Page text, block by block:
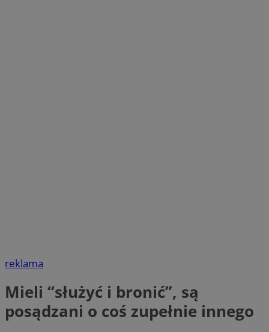
reklama
Mieli “służyć i bronić”, są
posądzani o coś zupełnie innego